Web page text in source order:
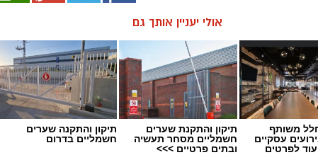
אולי יעניין אותך גם
משותף
עסקיים
לפרטים
תיקון והתקנת שערים
חשמליים מסחר תעשיה
ובתים פרטיים >>>
תיקון והתקנה שערים
חשמליים בדרום